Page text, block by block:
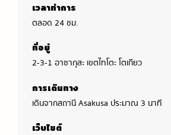
เวลาทำการ
ตลอด 24 ชม.
ที่อยู่
2-3-1 อาซากุสะ เขตไทโตะ โตเกียว
การเดินทาง
เดินจากสถานี Asakusa ประมาณ 3 นาที
เว็บไซต์